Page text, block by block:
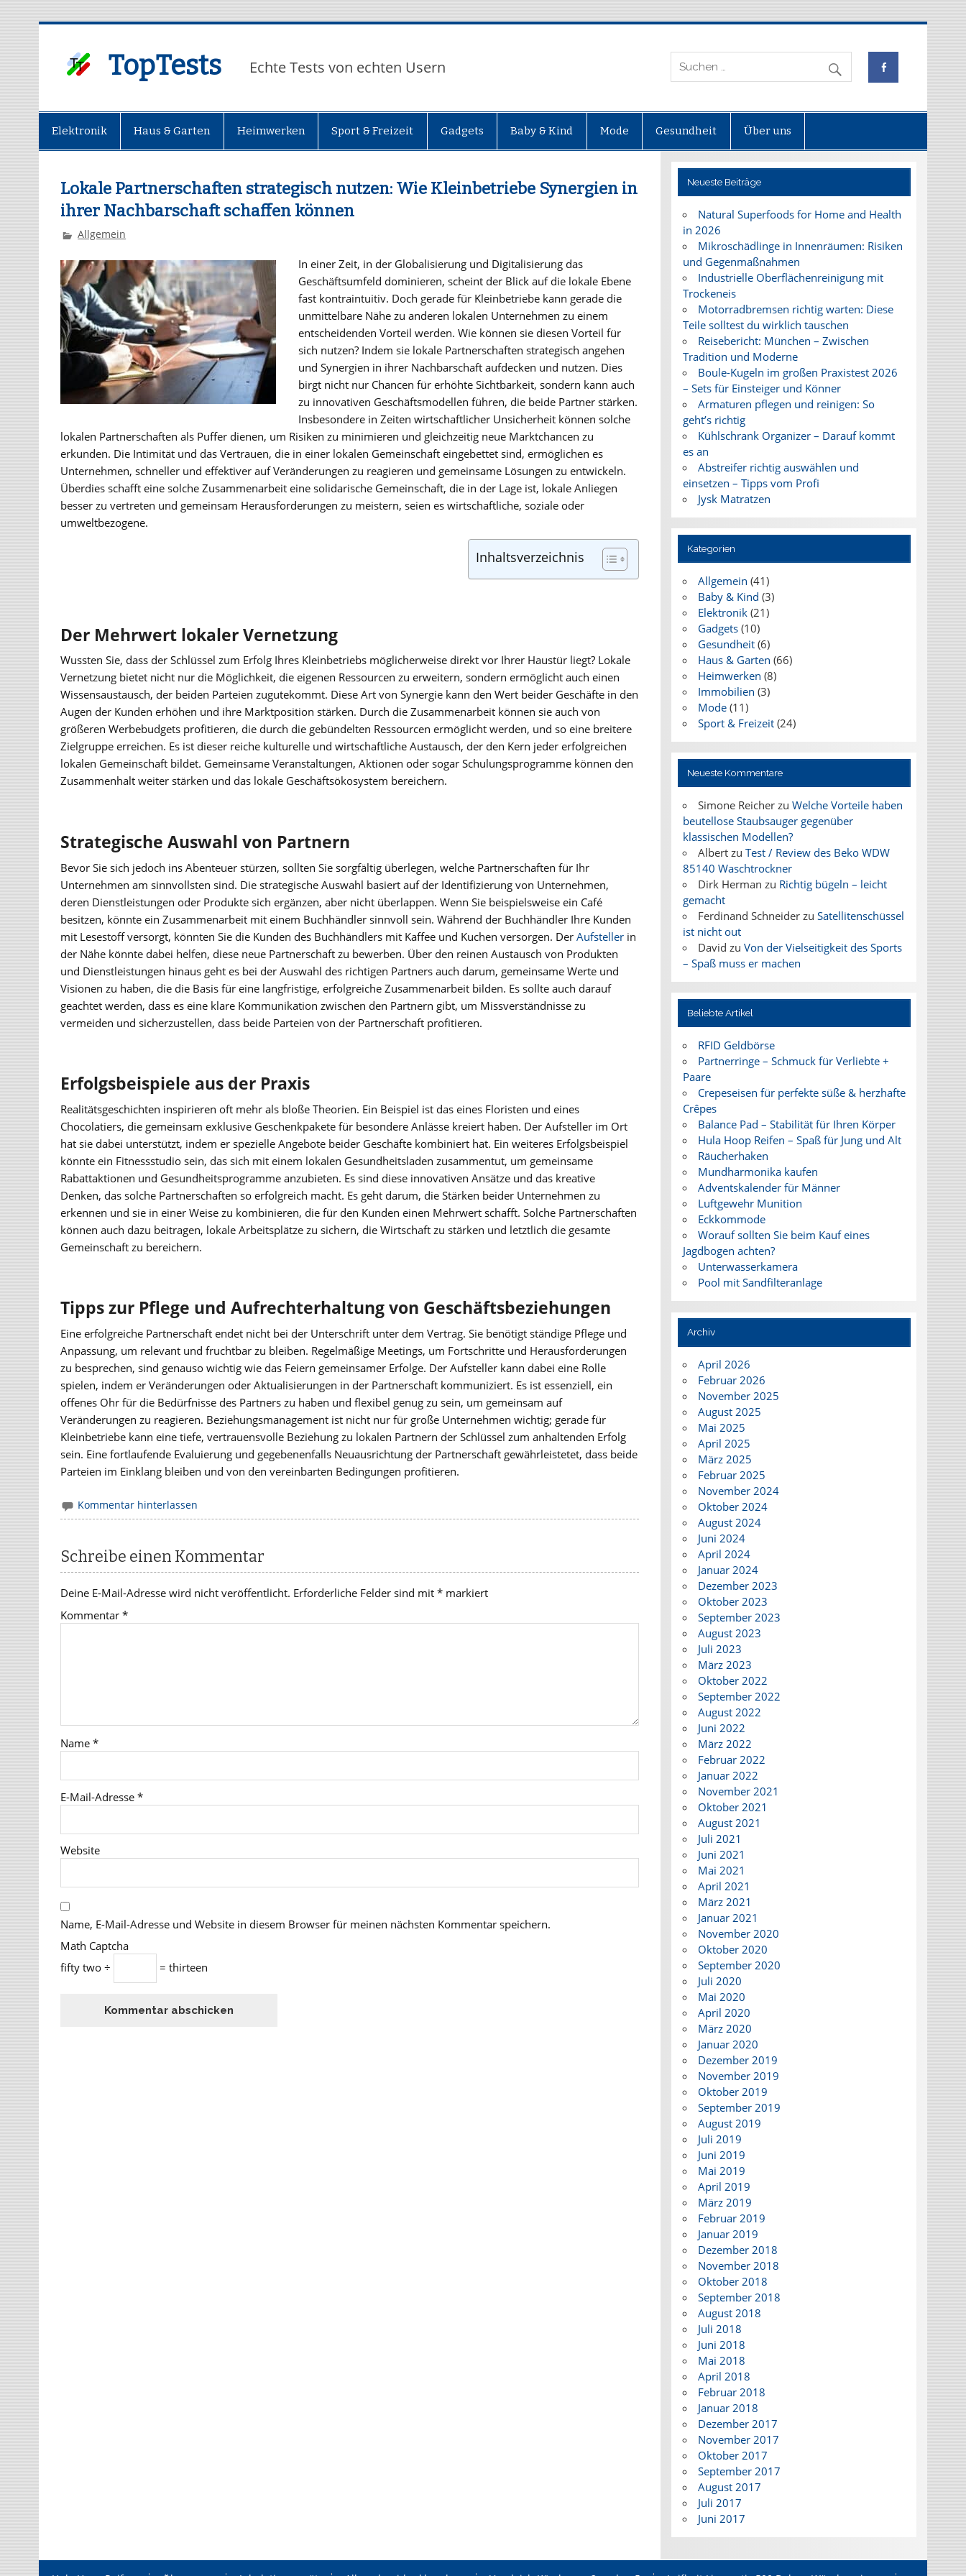
TopTests Echte Tests von echten Usern
Elektronik Haus & Garten Heimwerken Sport & Freizeit Gadgets Baby & Kind Mode Gesundheit Über uns
Lokale Partnerschaften strategisch nutzen: Wie Kleinbetriebe Synergien in
ihrer Nachbarschaft schaffen können
Allgemein
In einer Zeit, in der Globalisierung und Digitalisierung das
Geschäftsumfeld dominieren, scheint der Blick auf die lokale Ebene
fast kontraintuitiv. Doch gerade für Kleinbetriebe kann gerade die
unmittelbare Nähe zu anderen lokalen Unternehmen zu einem
entscheidenden Vorteil werden. Wie können sie diesen Vorteil für
sich nutzen? Indem sie lokale Partnerschaften strategisch angehen
und Synergien in ihrer Nachbarschaft aufdecken und nutzen. Dies
birgt nicht nur Chancen für erhöhte Sichtbarkeit, sondern kann auch
zu innovativen Geschäftsmodellen führen, die beide Partner stärken.
Insbesondere in Zeiten wirtschaftlicher Unsicherheit können solche
lokalen Partnerschaften als Puffer dienen, um Risiken zu minimieren und gleichzeitig neue Marktchancen zu
erkunden. Die Intimität und das Vertrauen, die in einer lokalen Gemeinschaft eingebettet sind, ermöglichen es
Unternehmen, schneller und effektiver auf Veränderungen zu reagieren und gemeinsame Lösungen zu entwickeln.
Überdies schafft eine solche Zusammenarbeit eine solidarische Gemeinschaft, die in der Lage ist, lokale Anliegen
besser zu vertreten und gemeinsam Herausforderungen zu meistern, seien es wirtschaftliche, soziale oder
umweltbezogene.
Inhaltsverzeichnis
Der Mehrwert lokaler Vernetzung
Wussten Sie, dass der Schlüssel zum Erfolg Ihres Kleinbetriebs möglicherweise direkt vor Ihrer Haustür liegt? Lokale
Vernetzung bietet nicht nur die Möglichkeit, die eigenen Ressourcen zu erweitern, sondern ermöglicht auch einen
Wissensaustausch, der beiden Parteien zugutekommt. Diese Art von Synergie kann den Wert beider Geschäfte in den
Augen der Kunden erhöhen und ihre Marktposition stärken. Durch die Zusammenarbeit können sie auch von
größeren Werbebudgets profitieren, die durch die gebündelten Ressourcen ermöglicht werden, und so eine breitere
Zielgruppe erreichen. Es ist dieser reiche kulturelle und wirtschaftliche Austausch, der den Kern jeder erfolgreichen
lokalen Gemeinschaft bildet. Gemeinsame Veranstaltungen, Aktionen oder sogar Schulungsprogramme können den
Zusammenhalt weiter stärken und das lokale Geschäftsökosystem bereichern.
Strategische Auswahl von Partnern
Bevor Sie sich jedoch ins Abenteuer stürzen, sollten Sie sorgfältig überlegen, welche Partnerschaften für Ihr
Unternehmen am sinnvollsten sind. Die strategische Auswahl basiert auf der Identifizierung von Unternehmen,
deren Dienstleistungen oder Produkte sich ergänzen, aber nicht überlappen. Wenn Sie beispielsweise ein Café
besitzen, könnte ein Zusammenarbeit mit einem Buchhändler sinnvoll sein. Während der Buchhändler Ihre Kunden
mit Lesestoff versorgt, könnten Sie die Kunden des Buchhändlers mit Kaffee und Kuchen versorgen. DerAufsteller in
der Nähe könnte dabei helfen, diese neue Partnerschaft zu bewerben. Über den reinen Austausch von Produkten
und Dienstleistungen hinaus geht es bei der Auswahl des richtigen Partners auch darum, gemeinsame Werte und
Visionen zu haben, die die Basis für eine langfristige, erfolgreiche Zusammenarbeit bilden. Es sollte auch darauf
geachtet werden, dass es eine klare Kommunikation zwischen den Partnern gibt, um Missverständnisse zu
vermeiden und sicherzustellen, dass beide Parteien von der Partnerschaft profitieren.
Erfolgsbeispiele aus der Praxis
Realitätsgeschichten inspirieren oft mehr als bloße Theorien. Ein Beispiel ist das eines Floristen und eines
Chocolatiers, die gemeinsam exklusive Geschenkpakete für besondere Anlässe kreiert haben. Der Aufsteller im Ort
hat sie dabei unterstützt, indem er spezielle Angebote beider Geschäfte kombiniert hat. Ein weiteres Erfolgsbeispiel
könnte ein Fitnessstudio sein, das sich mit einem lokalen Gesundheitsladen zusammentut, um gemeinsame
Rabattaktionen und Gesundheitsprogramme anzubieten. Es sind diese innovativen Ansätze und das kreative
Denken, das solche Partnerschaften so erfolgreich macht. Es geht darum, die Stärken beider Unternehmen zu
erkennen und sie in einer Weise zu kombinieren, die für den Kunden einen Mehrwert schafft. Solche Partnerschaften
können auch dazu beitragen, lokale Arbeitsplätze zu sichern, die Wirtschaft zu stärken und letztlich die gesamte
Gemeinschaft zu bereichern.
Tipps zur Pflege und Aufrechterhaltung von Geschäftsbeziehungen
Eine erfolgreiche Partnerschaft endet nicht bei der Unterschrift unter dem Vertrag. Sie benötigt ständige Pflege und
Anpassung, um relevant und fruchtbar zu bleiben. Regelmäßige Meetings, um Fortschritte und Herausforderungen
zu besprechen, sind genauso wichtig wie das Feiern gemeinsamer Erfolge. Der Aufsteller kann dabei eine Rolle
spielen, indem er Veränderungen oder Aktualisierungen in der Partnerschaft kommuniziert. Es ist essenziell, ein
offenes Ohr für die Bedürfnisse des Partners zu haben und flexibel genug zu sein, um gemeinsam auf
Veränderungen zu reagieren. Beziehungsmanagement ist nicht nur für große Unternehmen wichtig; gerade für
Kleinbetriebe kann eine tiefe, vertrauensvolle Beziehung zu lokalen Partnern der Schlüssel zum anhaltenden Erfolg
sein. Eine fortlaufende Evaluierung und gegebenenfalls Neuausrichtung der Partnerschaft gewährleistetet, dass beide
Parteien im Einklang bleiben und von den vereinbarten Bedingungen profitieren.
Kommentar hinterlassen
Schreibe einen Kommentar
Deine E-Mail-Adresse wird nicht veröffentlicht. Erforderliche Felder sind mit* markiert
Kommentar*
Name*
E-Mail-Adresse*
Website
Name, E-Mail-Adresse und Website in diesem Browser für meinen nächsten Kommentar speichern.
Math Captcha
fifty two ÷
= thirteen
Neueste Beiträge
Natural Superfoods for Home and Health
in 2026
Mikroschädlinge in Innenräumen: Risiken
und Gegenmaßnahmen
Industrielle Oberflächenreinigung mit
Trockeneis
Motorradbremsen richtig warten: Diese
Teile solltest du wirklich tauschen
Reisebericht: München – Zwischen
Tradition und Moderne
Boule-Kugeln im großen Praxistest 2026
– Sets für Einsteiger und Könner
Armaturen pflegen und reinigen: So
geht’s richtig
Kühlschrank Organizer – Darauf kommt
es an
Abstreifer richtig auswählen und
einsetzen – Tipps vom Profi
Jysk Matratzen
Kategorien
Allgemein (41)
Baby & Kind (3)
Elektronik(21)
Gadgets(10)
Gesundheit(6)
Haus & Garten (66)
Heimwerken (8)
Immobilien (3)
Mode(11)
Sport & Freizeit(24)
Neueste Kommentare
Simone Reicherzu Welche Vorteile haben
beutellose Staubsauger gegenüber
klassischen Modellen?
Albertzu Test / Review des Beko WDW
85140 Waschtrockner
Dirk Herman zu Richtig bügeln – leicht
gemacht
Ferdinand Schneiderzu Satellitenschüssel
ist nicht out
David zu Von der Vielseitigkeit des Sports
– Spaß muss er machen
Beliebte Artikel
RFID Geldbörse
Partnerringe – Schmuck für Verliebte +
Paare
Crepeseisen für perfekte süße & herzhafte
Crêpes
Balance Pad – Stabilität für Ihren Körper
Hula Hoop Reifen – Spaß für Jung und Alt
Räucherhaken
Mundharmonika kaufen
Adventskalender für Männer
Luftgewehr Munition
Eckkommode
Worauf sollten Sie beim Kauf eines
Jagdbogen achten?
Unterwasserkamera
Pool mit Sandfilteranlage
Archiv
April 2026
Februar 2026
November 2025
August 2025
Mai 2025
April 2025
März 2025
Februar 2025
November 2024
Oktober 2024
August 2024
Juni 2024
April 2024
Januar 2024
Dezember 2023
Oktober 2023
September 2023
August 2023
Juli 2023
März 2023
Oktober 2022
September 2022
August 2022
Juni 2022
März 2022
Februar 2022
Januar 2022
November 2021
Oktober 2021
August 2021
Juli 2021
Juni 2021
Mai 2021
April 2021
März 2021
Januar 2021
November 2020
Oktober 2020
September 2020
Juli 2020
Mai 2020
April 2020
März 2020
Januar 2020
Dezember 2019
November 2019
Oktober 2019
September 2019
August 2019
Juli 2019
Juni 2019
Mai 2019
April 2019
März 2019
Februar 2019
Januar 2019
Dezember 2018
November 2018
Oktober 2018
September 2018
August 2018
Juli 2018
Juni 2018
Mai 2018
April 2018
Februar 2018
Januar 2018
Dezember 2017
November 2017
Oktober 2017
September 2017
August 2017
Juli 2017
Juni 2017